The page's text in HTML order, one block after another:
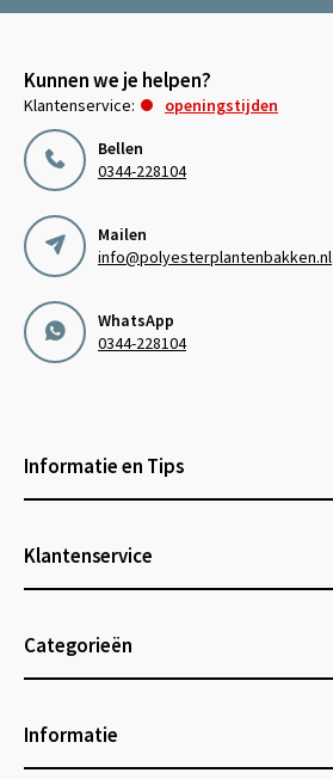
Kunnen we je helpen?
Klantenservice:
openingstijden
Bellen
0344-228104
Mailen
info@polyesterplantenbakken.nl
WhatsApp
0344-228104
Informatie en Tips
Klantenservice
Categorieën
Informatie